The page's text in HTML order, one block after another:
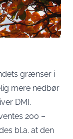
grænser i
mere nedbør
DMI.
200 –
bl.a. at den